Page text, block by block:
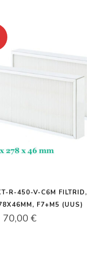
R-450-V-C6M FILTRID,
F7+M5 (UUS)
ALGNE
70,00 €PRAEGUNE